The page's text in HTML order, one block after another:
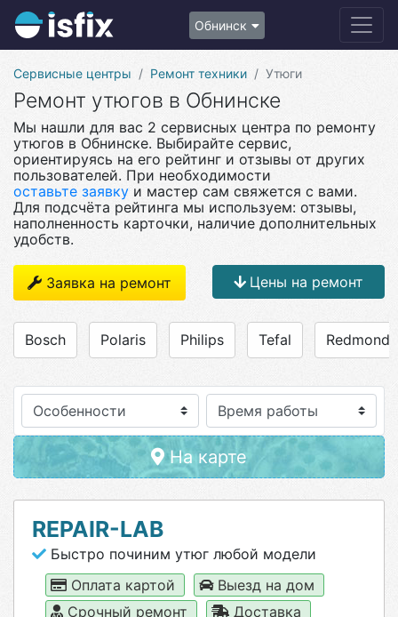
Обнинск
Сервисные центры Ремонт техники Утюги
Ремонт утюгов в Обнинске
Мы нашли для вас 2 сервисных центра по ремонту
утюгов в Обнинске. Выбирайте сервис,
ориентируясь на его рейтинг и отзывы от других
пользователей. При необходимости
оставьте заявку и мастер сам свяжется с вами.
Для подсчёта рейтинга мы используем: отзывы,
наполненность карточки, наличие дополнительных
удобств.
Заявка на ремонт Цены на ремонт
Bosch Polaris Philips Tefal Redmond
Особенности
На карте
REPAIR-LAB
Быстро починим утюг любой модели
Оплата картой
Выезд на дом
Срочный ремонт
Доставка